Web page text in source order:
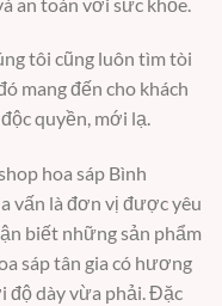
tôi cũng luôn tìm tòi
mang đến cho khách
quyền, mới lạ.
hoa sáp Bình
vấn là đơn vị được yêu
biết những sản phẩm
sáp tân gia có hương
độ dày vừa phải. Đặc